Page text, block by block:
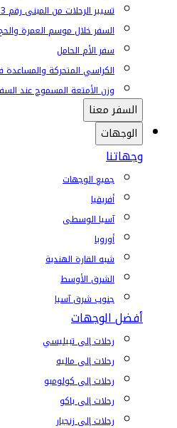
تسيير الرحلات من المبنى رقم 3 (DXB)
السفر خلال موسم العمرة
سفر الأم الحامل
الكراسي المتحركة والمساعدة
وزن الأمتعة المسموح عند
السفر معنا
الوجهات
وجهاتنا
جميع الوجهات
أفريقيا
آسيا الوسطى
أوروبا
شبه القارة الهندية
الشرق الأوسط
جنوب شرق آسيا
أفضل الوجهات
رحلات إلى تبيليسي
رحلات إلى ماليه
رحلات إلى كولومبو
رحلات إلى باكو
رحلات إلى زنجبار